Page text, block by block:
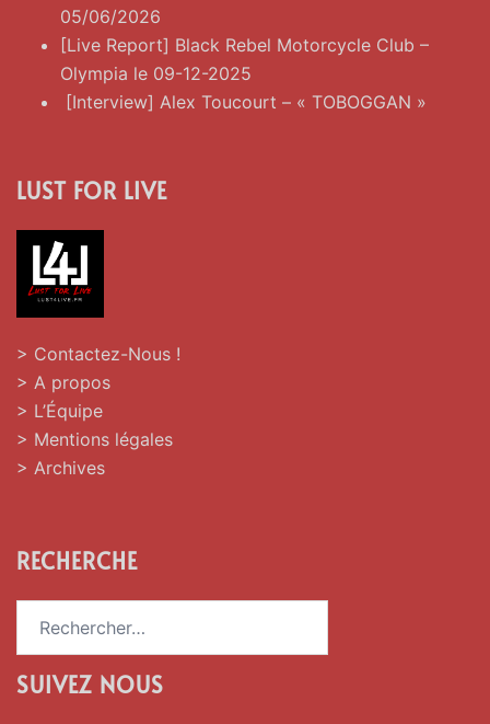
05/06/2026
[Live Report] Black Rebel Motorcycle Club –
Olympia le 09-12-2025
[Interview] Alex Toucourt – « TOBOGGAN »
LUST FOR LIVE
> Contactez-Nous !
> A propos
> L’Équipe
> Mentions légales
> Archives
RECHERCHE
SUIVEZ NOUS